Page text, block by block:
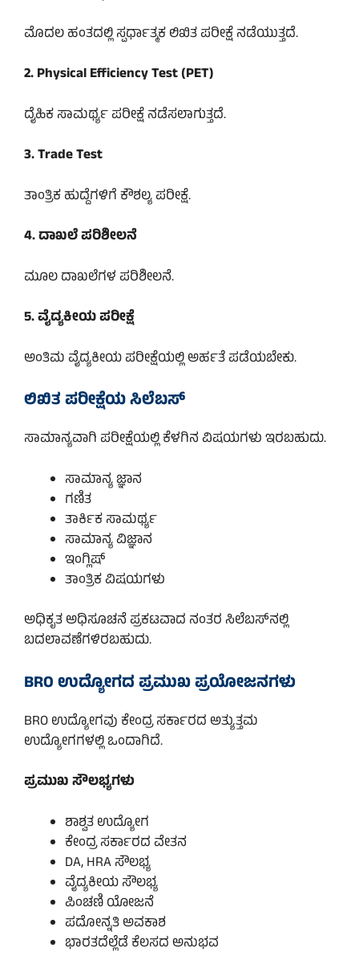
ಮೊದಲ ಹಂತದಲ್ಲಿ ಸ್ಪರ್ಧಾತ್ಮಕ ಲಿಖಿತ ಪರೀಕ್ಷೆ ನಡೆಯುತ್ತದೆ.
2. Physical Efficiency Test (PET)
ದೈಹಿಕ ಸಾಮರ್ಥ್ಯ ಪರೀಕ್ಷೆ ನಡೆಸಲಾಗುತ್ತದೆ.
3. Trade Test
ತಾಂತ್ರಿಕ ಹುದ್ದೆಗಳಿಗೆ ಕೌಶಲ್ಯ ಪರೀಕ್ಷೆ.
4. ದಾಖಲೆ ಪರಿಶೀಲನೆ
ಮೂಲ ದಾಖಲೆಗಳ ಪರಿಶೀಲನೆ.
5. ವೈದ್ಯಕೀಯ ಪರೀಕ್ಷೆ
ಅಂತಿಮ ವೈದ್ಯಕೀಯ ಪರೀಕ್ಷೆಯಲ್ಲಿ ಅರ್ಹತೆ ಪಡೆಯಬೇಕು.
ಲಿಖಿತ ಪರೀಕ್ಷೆಯ ಸಿಲೆಬಸ್
ಸಾಮಾನ್ಯವಾಗಿ ಪರೀಕ್ಷೆಯಲ್ಲಿ ಕೆಳಗಿನ ವಿಷಯಗಳು ಇರಬಹುದು.
ಸಾಮಾನ್ಯ ಜ್ಞಾನ
ಗಣಿತ
ತಾರ್ಕಿಕ ಸಾಮರ್ಥ್ಯ
ಸಾಮಾನ್ಯ ವಿಜ್ಞಾನ
ಇಂಗ್ಲಿಷ್
ತಾಂತ್ರಿಕ ವಿಷಯಗಳು
ಅಧಿಕೃತ ಅಧಿಸೂಚನೆ ಪ್ರಕಟವಾದ ನಂತರ ಸಿಲೆಬಸ್‌ನಲ್ಲಿ
ಬದಲಾವಣೆಗಳಿರಬಹುದು.
BRO ಉದ್ಯೋಗದ ಪ್ರಮುಖ ಪ್ರಯೋಜನಗಳು
BRO ಉದ್ಯೋಗವು ಕೇಂದ್ರ ಸರ್ಕಾರದ ಅತ್ಯುತ್ತಮ
ಉದ್ಯೋಗಗಳಲ್ಲಿ ಒಂದಾಗಿದೆ.
ಪ್ರಮುಖ ಸೌಲಭ್ಯಗಳು
ಶಾಶ್ವತ ಉದ್ಯೋಗ
ಕೇಂದ್ರ ಸರ್ಕಾರದ ವೇತನ
DA, HRA ಸೌಲಭ್ಯ
ವೈದ್ಯಕೀಯ ಸೌಲಭ್ಯ
ಪಿಂಚಣಿ ಯೋಜನೆ
ಪದೋನ್ನತಿ ಅವಕಾಶ
ಭಾರತದೆಲ್ಲೆಡೆ ಕೆಲಸದ ಅನುಭವ